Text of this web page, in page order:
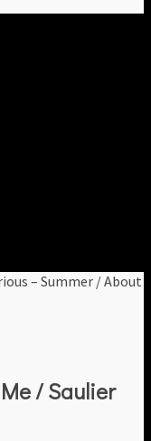
– Summer / About
/ Saulier